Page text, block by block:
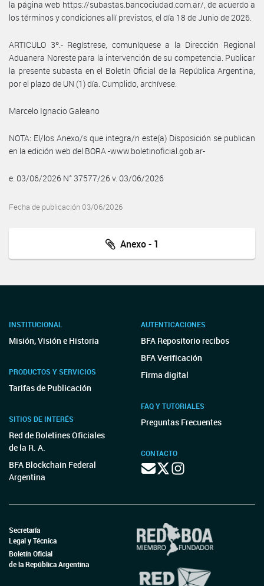
la página web https://subastas.bancociudad.com.ar/, de acuerdo a
los términos y condiciones allí previstos, el día 18 de Junio de 2026.
ARTICULO 3º.- Regístrese, comuníquese a la Dirección Regional
Aduanera Noreste para la intervención de su competencia. Publicar
la presente subasta en el Boletín Oficial de la República Argentina,
por el plazo de UN (1) día. Cumplido, archívese.
Marcelo Ignacio Galeano
NOTA: El/los Anexo/s que integra/n este(a) Disposición se publican
en la edición web del BORA -www.boletinoficial.gob.ar-
e. 03/06/2026 N° 37577/26 v. 03/06/2026
Fecha de publicación 03/06/2026
Anexo - 1
INSTITUCIONAL
Misión, Visión e Historia
PRODUCTOS Y SERVICIOS
Tarifas de Publicación
SITIOS DE INTERÉS
Red de Boletines Oficiales
de la R. A.
BFA Blockchain Federal
Argentina
AUTENTICACIONES
BFA Repositorio recibos
BFA Verificación
Firma digital
FAQ Y TUTORIALES
Preguntas Frecuentes
CONTACTO
Secretaría
Legal y Técnica
Boletín Oficial
de la República Argentina